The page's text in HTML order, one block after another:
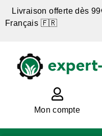
Livraison offerte dès
Français 🇫🇷
Mon compte